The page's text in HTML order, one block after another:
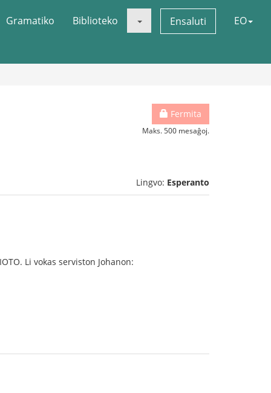
Gramatiko Biblioteko Ensaluti EO
Fermita
Maks. 500 mesaĝoj.
Lingvo: Esperanto
Li vokas serviston Johanon: